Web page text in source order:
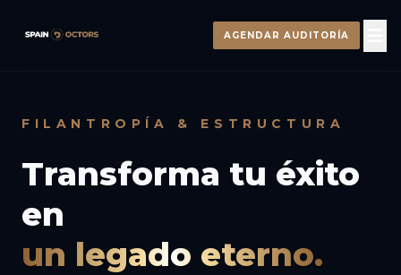
AGENDAR AUDITORÍA
FILANTROPÍA & ESTRUCTURA
Transforma tu éxito
en
un legado eterno.